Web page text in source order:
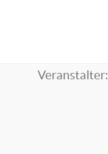
Veranstalter: